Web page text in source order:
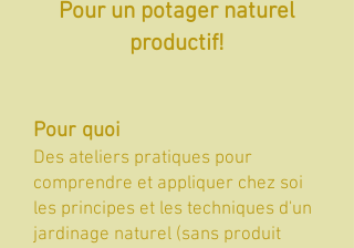
Pour un potager naturel
productif!
Pour quoi
Des ateliers pratiques pour
comprendre et appliquer chez soi
les principes et les techniques d'un
jardinage naturel (sans produit